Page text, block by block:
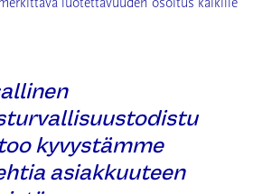
luotettavuuden osoitus kaikille
kyvystämme
asiakkuuteen